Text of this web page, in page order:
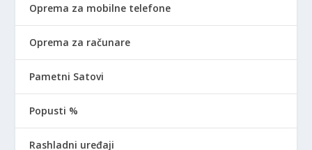
Oprema za mobilne telefone
Oprema za računare
Pametni Satovi
Popusti %
Rashladni uređaji